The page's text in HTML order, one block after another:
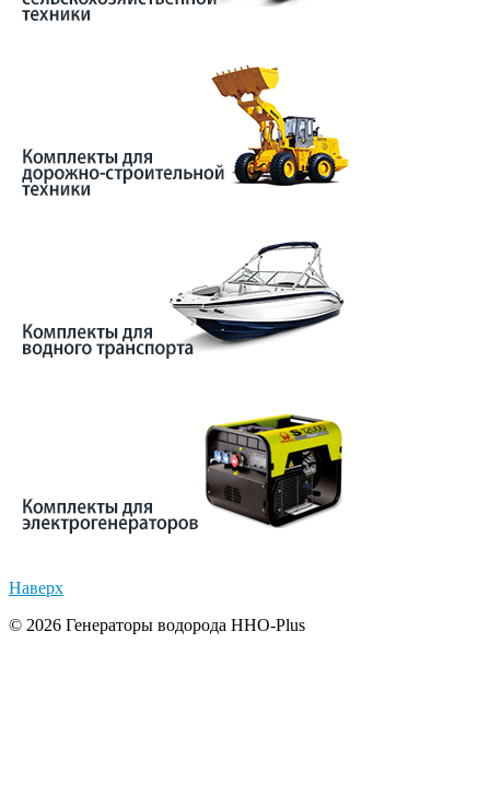
Наверх
© 2026 Генераторы водорода HHO-Plus